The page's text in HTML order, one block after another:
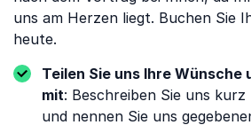
uns am Herzen liegt. Buchen Sie
heute.
Teilen Sie uns Ihre Wünsche
mit: Beschreiben Sie uns
und nennen Sie uns